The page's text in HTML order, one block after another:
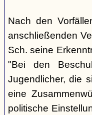
Nach den
anschließenden
Sch. seine
"Bei den
Jugendlicher, die
eine
politische